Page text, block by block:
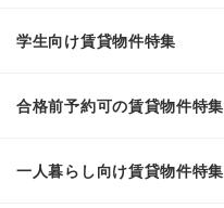
学生向け賃貸物件特集
合格前予約可の賃貸物件特集
一人暮らし向け賃貸物件特集